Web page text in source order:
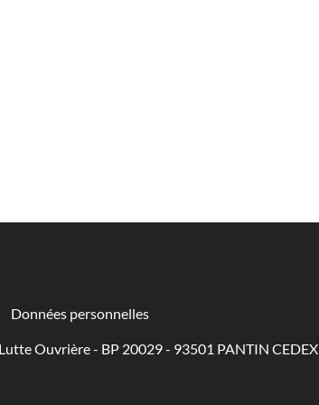
Données personnelles
Ouvrière - BP 20029 - 93501 PANTIN CEDEX